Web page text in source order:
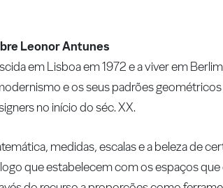
Leonor Antunes
em Lisboa em 1972 e a viver em
e os seus padrões
no início do séc. XX.
medidas, escalas e a beleza de
que estabelecem com os espaços